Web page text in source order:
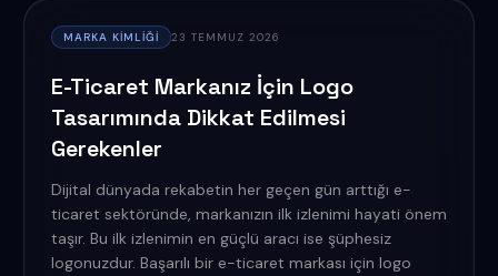
MARKA KIMLIĞI 23 TEMMUZ 2026
E-Ticaret Markanız İçin Logo
Tasarımında Dikkat Edilmesi
Gerekenler
Dijital dünyada rekabetin her geçen gün arttığı e-
ticaret sektöründe, markanızın ilk izlenimi hayati önem
taşır. Bu ilk izlenimin en güçlü aracı ise şüphesiz
logonuzdur. Başarılı bir e-ticaret markası için logo